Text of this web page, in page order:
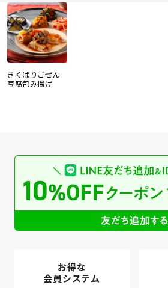
きくばりごぜん
豆腐包み揚げ
お得な
会員システム